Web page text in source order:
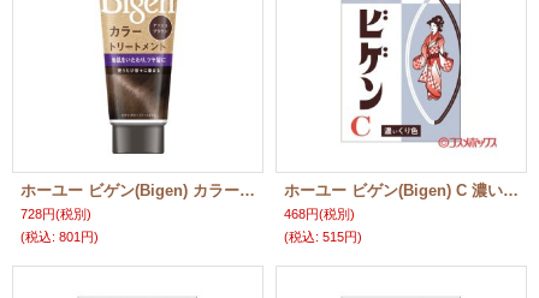
ホーユー ビゲン(Bigen) カラートリートメント アッシュブラウン 180g
728円(税別)
(税込: 801円)
ホーユー ビゲン(Bigen) C 濃いくり色 6g
468円(税別)
(税込: 515円)